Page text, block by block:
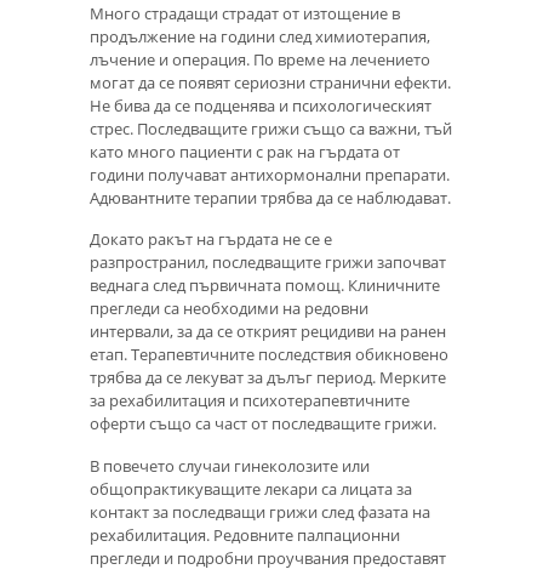
Много страдащи страдат от изтощение в
продължение на години след химиотерапия,
лъчение и операция. По време на лечението
могат да се появят сериозни странични ефекти.
Не бива да се подценява и психологическият
стрес. Последващите грижи също са важни, тъй
като много пациенти с рак на гърдата от
години получават антихормонални препарати.
Адювантните терапии трябва да се наблюдават.
Докато ракът на гърдата не се е
разпространил, последващите грижи започват
веднага след първичната помощ. Клиничните
прегледи са необходими на редовни
интервали, за да се открият рецидиви на ранен
етап. Терапевтичните последствия обикновено
трябва да се лекуват за дълъг период. Мерките
за рехабилитация и психотерапевтичните
оферти също са част от последващите грижи.
В повечето случаи гинеколозите или
общопрактикуващите лекари са лицата за
контакт за последващи грижи след фазата на
рехабилитация. Редовните палпационни
прегледи и подробни проучвания предоставят